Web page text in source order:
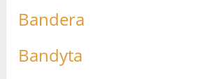
Bandera
Bandyta